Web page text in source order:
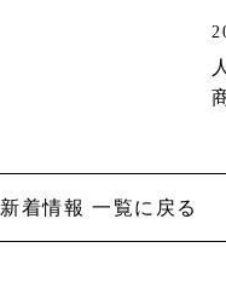
新着情報 一覧に戻る